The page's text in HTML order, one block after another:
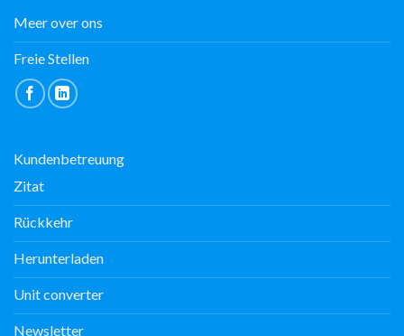
Meer over ons
Freie Stellen
Kundenbetreuung
Zitat
Rückkehr
Herunterladen
Unit converter
Newsletter